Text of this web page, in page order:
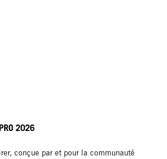
2026
conçue par et pour la communauté